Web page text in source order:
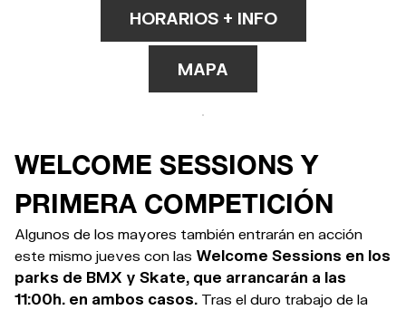
HORARIOS + INFO
MAPA
WELCOME SESSIONS Y
PRIMERA COMPETICIÓN
Algunos de los mayores también entrarán en acción
este mismo jueves con las Welcome Sessions en los
parks de BMX y Skate, que arrancarán a las
11:00h. en ambos casos. Tras el duro trabajo de la